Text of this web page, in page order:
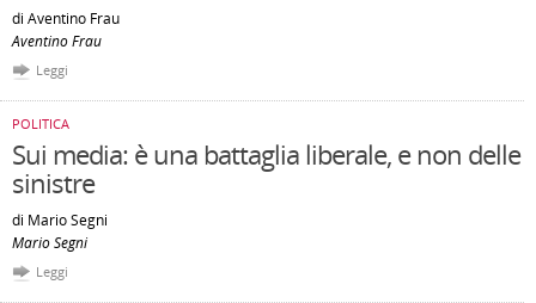
di Aventino Frau
Aventino Frau
Leggi
POLITICA
Sui media: è una battaglia liberale, e non delle
sinistre
di Mario Segni
Mario Segni
Leggi